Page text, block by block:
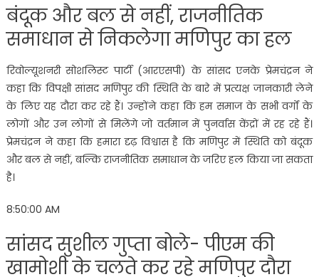
बंदूक और बल से नहीं, राजनीतिक
समाधान से निकलेगा मणिपुर का हल
रिवोल्यूशनरी सोशलिस्ट पार्टी (आरएसपी) के सांसद एनके प्रेमचंद्रन ने
कहा कि विपक्षी सांसद मणिपुर की स्थिति के बारे में प्रत्यक्ष जानकारी लेने
के लिए यह दौरा कर रहे हैं। उन्होंने कहा कि हम समाज के सभी वर्गों के
लोगों और उन लोगों से मिलेंगे जो वर्तमान में पुनर्वास केंद्रों में रह रहे हैं।
प्रेमचंद्रन ने कहा कि हमारा दृढ़ विश्वास है कि मणिपुर में स्थिति को बंदूक
और बल से नहीं, बल्कि राजनीतिक समाधान के जरिए हल किया जा सकता
है।
8:50:00 AM
सांसद सुशील गुप्ता बोले- पीएम की
खामोशी के चलते कर रहे मणिपुर दौरा